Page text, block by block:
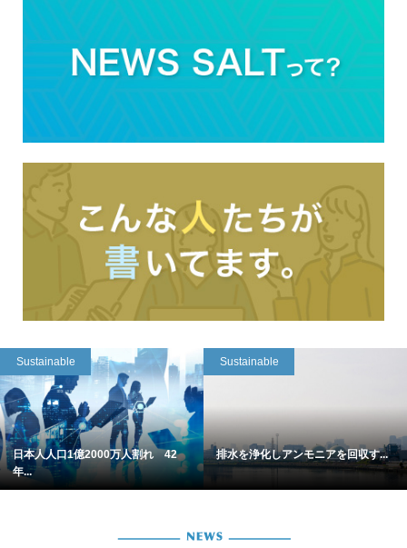
Sustainable
日本人人口1億2000万人割れ 42
年...
Sustainable
排水を浄化しアンモニアを回収す...